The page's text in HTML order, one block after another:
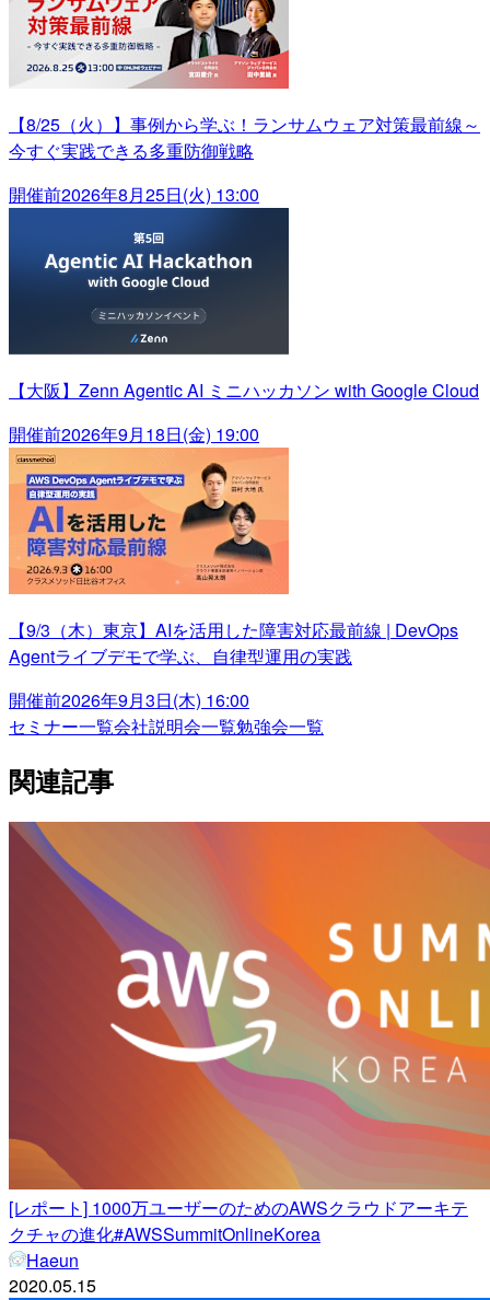
【8/25（火）】事例から学ぶ！ランサムウェア対策最前線～
今すぐ実践できる多重防御戦略
開催前2026年8月25日(火) 13:00
【大阪】Zenn Agentic AI ミニハッカソン with Google Cloud
開催前2026年9月18日(金) 19:00
【9/3（木）東京】AIを活用した障害対応最前線 | DevOps
Agentライブデモで学ぶ、自律型運用の実践
開催前2026年9月3日(木) 16:00
セミナー一覧会社説明会一覧勉強会一覧
関連記事
[レポート] 1000万ユーザーのためのAWSクラウドアーキテ
クチャの進化#AWSSummitOnlineKorea
Haeun
2020.05.15